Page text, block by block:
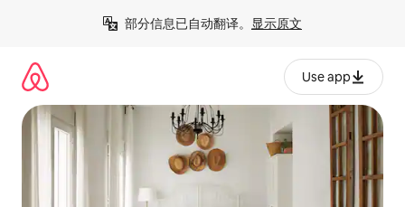
部分信息已自动翻译。 显示原文
Use app